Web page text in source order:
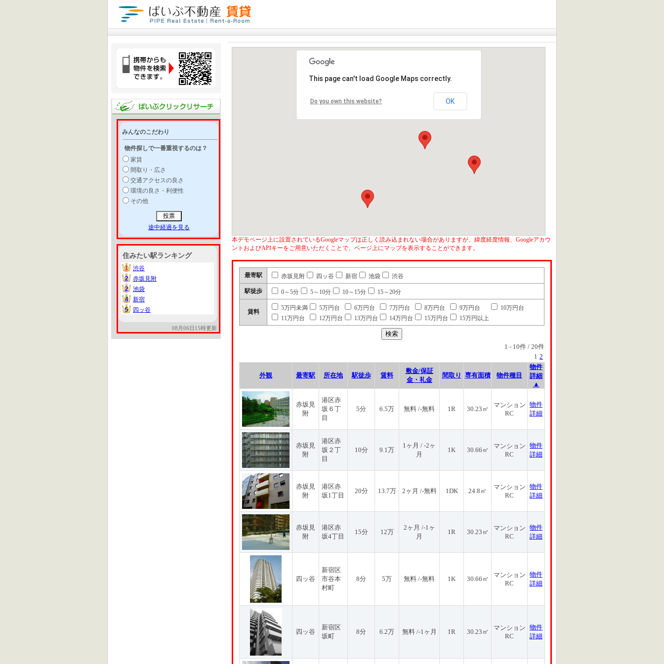
みんなのこだわり
物件探しで一番重視するのは？
家賃
間取り・広さ
交通アクセスの良さ
環境の良さ・利便性
その他
途中経過を見る
住みたい駅ランキング
1
1
渋谷
2
2
赤坂見附
2
2
池袋
4
4
新宿
5
5 四ッ谷
08月06日15時更新
This page can't load Google Maps correctly.
Do you own this website? OK
本デモページ上に設置されているGoogleマップは正しく読み込まれない場合がありますが、緯度経度情報、Googleアカウ
ントおよびAPIキーをご用意いただくことで、ページ上にマップを表示することができます。
最寄駅 赤坂見附 四ッ谷 新宿 池袋 渋谷
駅徒歩 0～5分 5～10分 10～15分 15～20分
賃料
5万円未満 5万円台 6万円台 7万円台 8万円台 9万円台
10万円台
11万円台
12万円台 13万円台 14万円台 15万円台 15万円以上
1 - 10件 / 20件
1 2
外観 最寄駅 所在地 駅徒歩 賃料
敷金/保証
金・礼金
間取り 専有面積 物件種目
物件
詳細
▲
赤坂見
附
港区赤
坂６丁
目
5分 6.5万 無料 /-無料 1R 30.23㎡
マンション
RC
物件
詳細
赤坂見
附
港区赤
坂２丁
目
10分 9.1万
1ヶ月 / -2ヶ
月
1K 30.66㎡
マンション
RC
物件
詳細
赤坂見
附
港区赤
坂1丁目
20分 13.7万 2ヶ月 /-無料 1DK 24.8㎡
マンション
RC
物件
詳細
赤坂見
附
港区赤
坂4丁目
15分 12万
2ヶ月 /-1ヶ
月
1R 30.23㎡
マンション
RC
物件
詳細
四ッ谷
新宿区
市谷本
村町
8分 5万 無料 /-無料 1K 30.66㎡
マンション
RC
物件
詳細
四ッ谷
新宿区
坂町
8分 6.2万 無料 /-1ヶ月 1R 30.23㎡
マンション
RC
物件
詳細